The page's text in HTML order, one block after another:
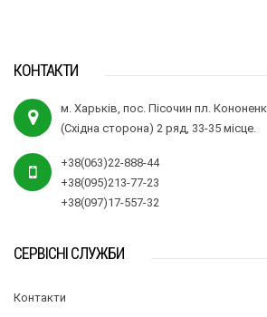
КОНТАКТИ
м. Харьків, пос. Пісочин пл.
(Східна сторона) 2 ряд, 33-35 місце.
+38(063)22-888-44
+38(095)213-77-23
+38(097)17-557-32
СЕРВІСНІ СЛУЖБИ
Контакти